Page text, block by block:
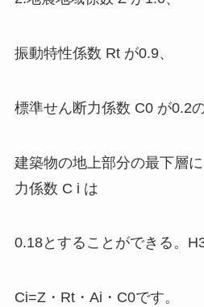
振動特性係数 Rt が0.9、
標準せん断力係数 C0 が0.2の
建築物の地上部分の最下層
力係数 C i は
0.18とすることができる。
Ci=Z・Rt・Ai・C0です。